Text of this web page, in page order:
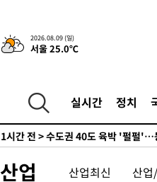
2026.08.09 (일)
서울 25.0℃
실시간 정치
宋 10.17%
-3199초 전 >이강인 "아틀레티코 이
1시간 전 >[속보]이강인 "감독님이 원
티코 이적"
1시간 전 >수도권 40도 육박 '펄펄'…
1시간 전 >온열질환 사망자 3명 늘어
3시간 전 >
산업 산업최신 산업